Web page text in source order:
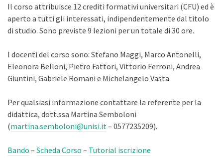
Il corso attribuisce 12 crediti formativi universitari (CFU) ed è
aperto a tutti gli interessati, indipendentemente dal titolo
di studio. Sono previste 9 lezioni per un totale di 30 ore.
I docenti del corso sono: Stefano Maggi, Marco Antonelli,
Eleonora Belloni, Pietro Fattori, Vittorio Ferroni, Andrea
Giuntini, Gabriele Romani e Michelangelo Vasta.
Per qualsiasi informazione contattare la referente per la
didattica, dott.ssa Martina Semboloni
(martina.semboloni@unisi.it – 0577235209).
Bando – Scheda Corso – Tutorial iscrizione